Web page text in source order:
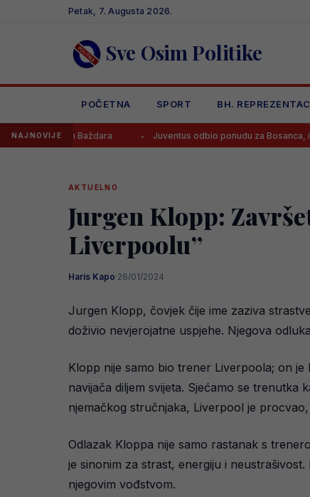
Petak, 7. Augusta 2026.
Sve Osim Politike
POČETNA SPORT BH.
NAJNOVIJE
Baždara Juventus odbio ponudu za Bosanca, imaju jasan
AKTUELNO
Jurgen Klopp:
Liverpoolu”
Haris Kapo·26/01/2024
Jurgen Klopp, čovjek čije ime zaziva
doživio nevjerojatne uspjehe. Njegova
Klopp nije samo bio trener Liverpoola; on
navijača diljem svijeta. Sjećamo se trenutka
njemačkog stručnjaka, Liverpool je
Odlazak Kloppa nije samo rastanak s
je sinonim za strast, energiju i
njegovim vođstvom.